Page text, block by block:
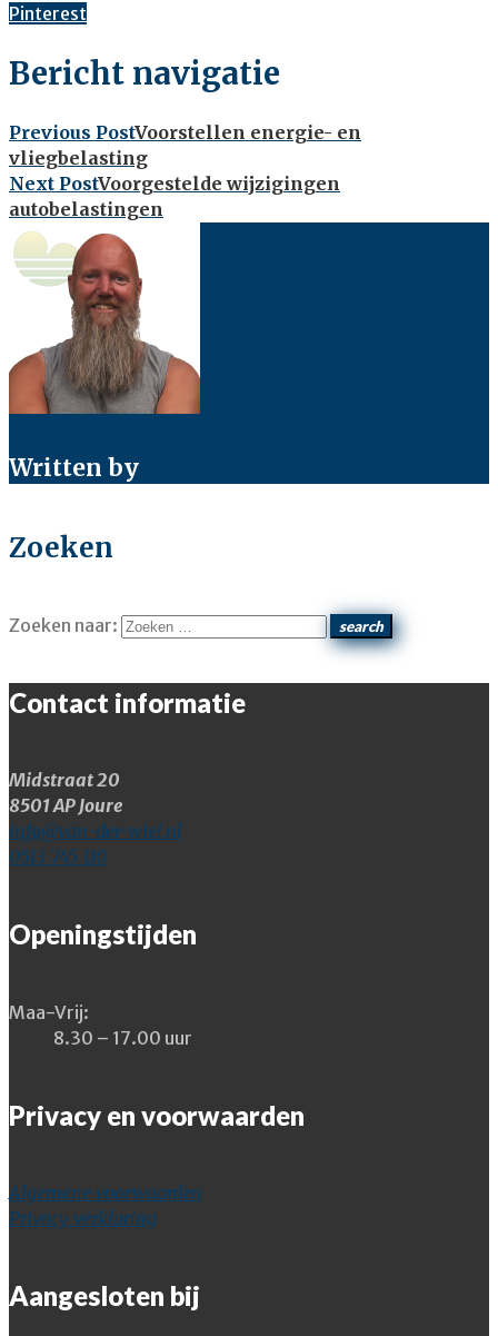
Pinterest
Bericht navigatie
Previous PostVoorstellen energie- en
vliegbelasting
Next PostVoorgestelde wijzigingen
autobelastingen
Written by
Zoeken
Zoeken naar: search
Contact informatie
Midstraat 20
8501 AP Joure
info@van-der-wiel.nl
0513 745 110
Openingstijden
Maa-Vrij:
8.30 – 17.00 uur
Privacy en voorwaarden
Algemene voorwaarden
Privacy verklaring
Aangesloten bij